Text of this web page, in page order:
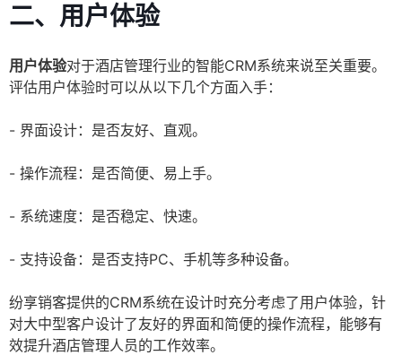
二、用户体验
用户体验对于酒店管理行业的智能CRM系统来说至关重要。
评估用户体验时可以从以下几个方面入手：
- 界面设计：是否友好、直观。
- 操作流程：是否简便、易上手。
- 系统速度：是否稳定、快速。
- 支持设备：是否支持PC、手机等多种设备。
纷享销客提供的CRM系统在设计时充分考虑了用户体验，针
对大中型客户设计了友好的界面和简便的操作流程，能够有
效提升酒店管理人员的工作效率。